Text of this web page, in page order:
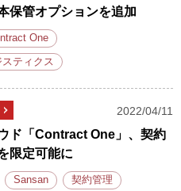
保管オプションを追加
One
ティクス
2022/04/11
ド「Contract One」、契約
限定可能に
Sansan 契約管理